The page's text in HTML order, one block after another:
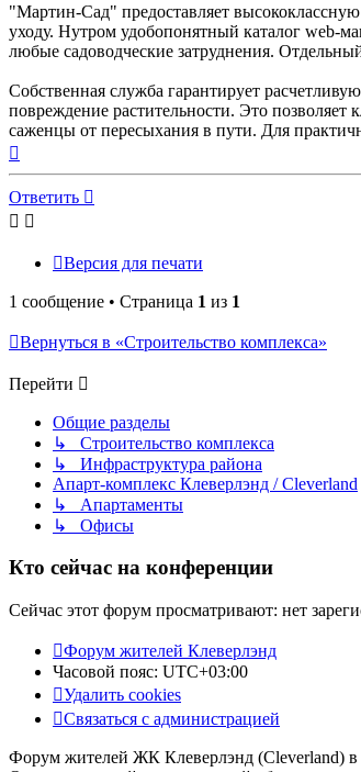
"Мартин-Сад" предоставляет
уходу. Нутром удобопонятный каталог web-
любые садоводческие затруднения.
Собственная служба гарантирует
повреждение растительности. Это
саженцы от пересыхания в пути. Для
началу
Ответить
Версия для печати
1 сообщение • Страница 1 из 1
Вернуться в «Строительство комплекса»
Перейти
Общие разделы
↳ Строительство комплекса
↳ Инфраструктура района
Апарт-комплекс Клеверлэнд / Cleverland
↳ Апартаменты
↳ Офисы
Кто сейчас на конференции
Сейчас этот форум просматривают: нет
Форум жителей Клеверлэнд
Часовой пояс: UTC+03:00
Удалить cookies
Связаться с администрацией
Форум жителей ЖК Клеверлэнд (Cleverland)